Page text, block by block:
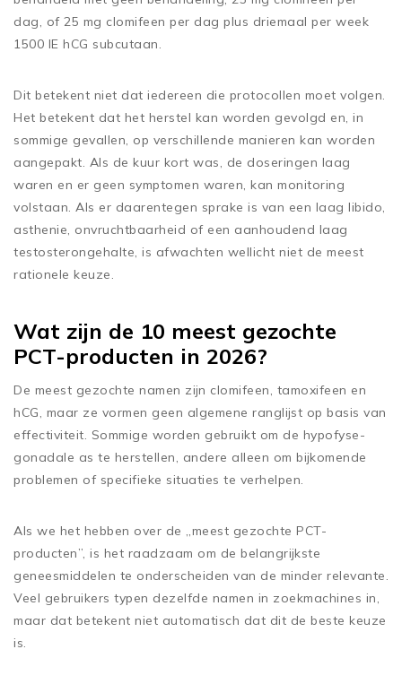
dag, of 25 mg clomifeen per dag plus driemaal per week
1500 IE hCG subcutaan.
Dit betekent niet dat iedereen die protocollen moet volgen.
Het betekent dat het herstel kan worden gevolgd en, in
sommige gevallen, op verschillende manieren kan worden
aangepakt. Als de kuur kort was, de doseringen laag
waren en er geen symptomen waren, kan monitoring
volstaan. Als er daarentegen sprake is van een laag libido,
asthenie, onvruchtbaarheid of een aanhoudend laag
testosterongehalte, is afwachten wellicht niet de meest
rationele keuze.
Wat zijn de 10 meest gezochte
PCT-producten in 2026?
De meest gezochte namen zijn clomifeen, tamoxifeen en
hCG, maar ze vormen geen algemene ranglijst op basis van
effectiviteit. Sommige worden gebruikt om de hypofyse-
gonadale as te herstellen, andere alleen om bijkomende
problemen of specifieke situaties te verhelpen.
Als we het hebben over de „meest gezochte PCT-
producten”, is het raadzaam om de belangrijkste
geneesmiddelen te onderscheiden van de minder relevante.
Veel gebruikers typen dezelfde namen in zoekmachines in,
maar dat betekent niet automatisch dat dit de beste keuze
is.